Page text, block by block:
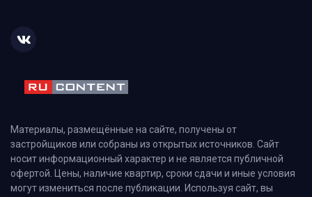
Материалы, размещённые на сайте, получены от
застройщиков или собраны из открытых источников. Сайт
носит информационный характер и не является публичной
офертой. Цены, наличие квартир, сроки сдачи и иные условия
могут измениться после публикации. Используя сайт, вы